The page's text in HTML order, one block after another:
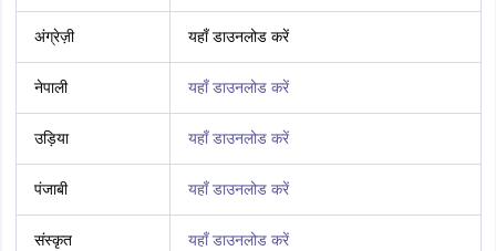
अंग्रेज़ी यहाँ डाउनलोड करें
नेपाली यहाँ डाउनलोड करें
उड़िया यहाँ डाउनलोड करें
पंजाबी यहाँ डाउनलोड करें
संस्कृत यहाँ डाउनलोड करें